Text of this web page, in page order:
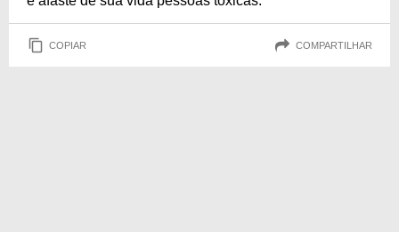
COPIAR COMPARTILHAR